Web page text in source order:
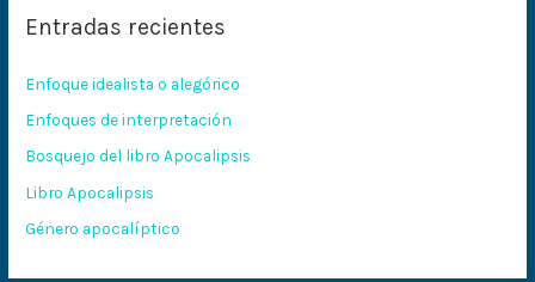
a
p
o
r
:
Entradas recientes
Enfoque idealista o alegórico
Enfoques de interpretación
Bosquejo del libro Apocalipsis
Libro Apocalipsis
Género apocalíptico